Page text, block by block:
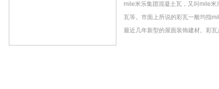
mile米乐集团混凝土瓦，又叫mile米
瓦等。市面上所说的彩瓦一般均指
最近几年新型的屋面装饰建材。彩